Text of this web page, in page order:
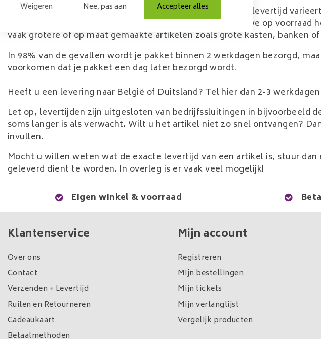
De levertijd staat omschreven bij het specifiek artikel. De levertijd
weken". Artikelen met een snelle levertijd zijn items die we op
vaak grotere of op maat gemaakte artikelen zoals grote kasten, banken
In 98% van de gevallen wordt je pakket binnen 2 werkdagen bezorgd,
voorkomen dat je pakket een dag later bezorgd wordt.
Heeft u een levering naar België of Duitsland? Tel hier dan 2-3
Let op, levertijden zijn uitgesloten van bedrijfssluitingen in bijvoorbeeld
soms langer is als verwacht. Wilt u het artikel niet zo snel ontvangen?
invullen.
Mocht u willen weten wat de exacte levertijd van een artikel is, stuur dan
geleverd dient te worden. In overleg is er vaak veel mogelijk!
Eigen winkel & voorraad
Klantenservice
Over ons
Contact
Verzenden + Levertijd
Ruilen en Retourneren
Cadeaukaart
Betaalmethoden
Mijn account
Registreren
Mijn bestellingen
Mijn tickets
Mijn verlanglijst
Vergelijk producten
Weigeren Nee, pas aan Accepteer alles